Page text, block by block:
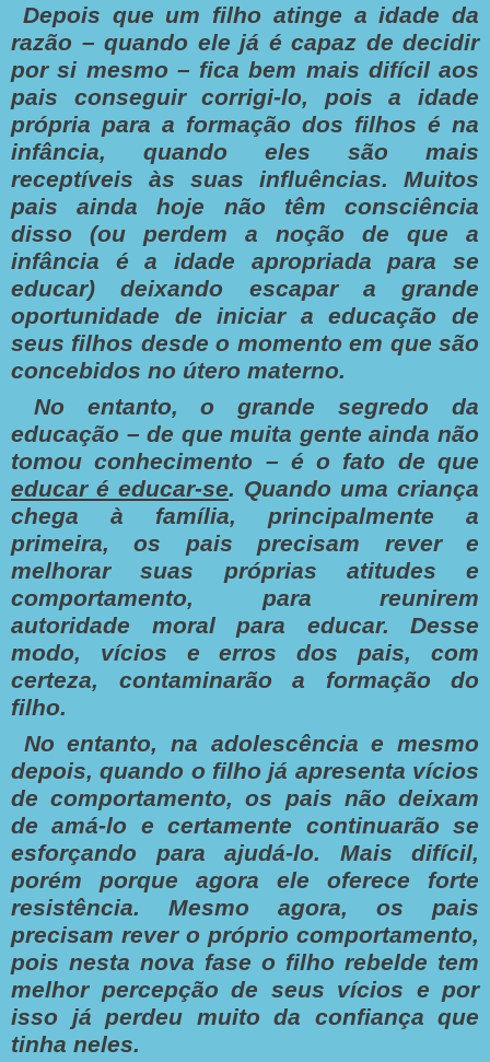
Depois que um filho atinge a idade da
razão – quando ele já é capaz de decidir
por si mesmo – fica bem mais difícil aos
pais conseguir corrigi-lo, pois a idade
própria para a formação dos filhos é na
infância, quando eles são mais
receptíveis às suas influências. Muitos
pais ainda hoje não têm consciência
disso (ou perdem a noção de que a
infância é a idade apropriada para se
educar) deixando escapar a grande
oportunidade de iniciar a educação de
seus filhos desde o momento em que são
concebidos no útero materno.
No entanto, o grande segredo da
educação – de que muita gente ainda não
tomou conhecimento – é o fato de que
educar é educar-se. Quando uma criança
chega à família, principalmente a
primeira, os pais precisam rever e
melhorar suas próprias atitudes e
comportamento, para reunirem
autoridade moral para educar. Desse
modo, vícios e erros dos pais, com
certeza, contaminarão a formação do
filho.
No entanto, na adolescência e mesmo
depois, quando o filho já apresenta vícios
de comportamento, os pais não deixam
de amá-lo e certamente continuarão se
esforçando para ajudá-lo. Mais difícil,
porém porque agora ele oferece forte
resistência. Mesmo agora, os pais
precisam rever o próprio comportamento,
pois nesta nova fase o filho rebelde tem
melhor percepção de seus vícios e por
isso já perdeu muito da confiança que
tinha neles.